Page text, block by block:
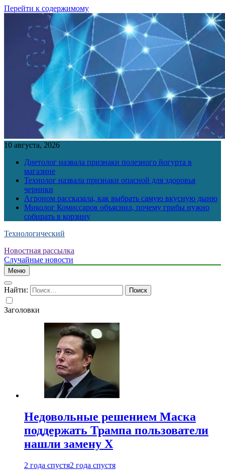
Перейти к содержимому
10 августа, 2026
Диетолог назвала признаки полезного йогурта в
магазине
Технолог назвала признаки опасной для здоровья
черники
Агроном рассказала, как выбрать самую вкусную дыню
Миколог Комиссаров объяснил, почему грибы нужно
собирать в корзину
Технологический
Новостная рассылка
Случайные новости
Меню
Найти:
Заголовки
Недовольные решением Маска
поддержать Трампа пользователи
нашли замену X
2 года спустя2 года спустя